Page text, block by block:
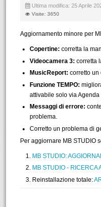
Ultima modifica: 25 Aprile
Visite: 3650
Aggiornamento minore per
Copertine: corretta la
Videocamera 3: corretta
MusicReport: corretto un
Funzione TEMPO:
attivabile solo via
Messaggi di errore:
problema.
Corretto un problema di
Per aggiornare MB STUDIO
MB STUDIO:
MB STUDIO - RICERCA
Reinstallazione totale: